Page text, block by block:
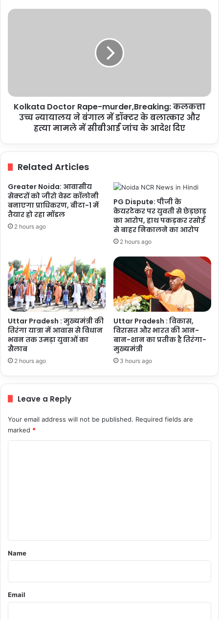
की
Kolkata
बंगाल
डॉक्टर
मामले
सीबीआई
जांच
के
आदेश
दिए
Kolkata Doctor Rape-murder,Breaking: कलकत्ता
उच्च न्यायालय ने बंगाल में डॉक्टर के बलात्कार और
हत्या मामले में सीबीआई जांच के आदेश दिए
Related Articles
Greater Noida: आवासीय
सेक्टरों को जीरो वेस्ट कॉलोनी
बनाएगा प्राधिकरण, बीटा-1 में
तैयार हो रहा मॉडल
2 hours ago
PG Dispute: पीजी के
केयरटेकर पर युवती से छेड़छाड़
का आरोप, हाथ पकड़कर रसोई
से बाहर निकालने का आरोप
2 hours ago
Uttar Pradesh : मुख्यमंत्री की
तिरंगा यात्रा में आवास से विधान
भवन तक उमड़ा युवाओं का
सैलाब
2 hours ago
Uttar Pradesh : विकास,
विरासत और भारत की आन-
बान-शान का प्रतीक है तिरंगा-
मुख्यमंत्री
3 hours ago
Leave a Reply
Your email address will not be published. Required fields are
marked *
*
Name
Email